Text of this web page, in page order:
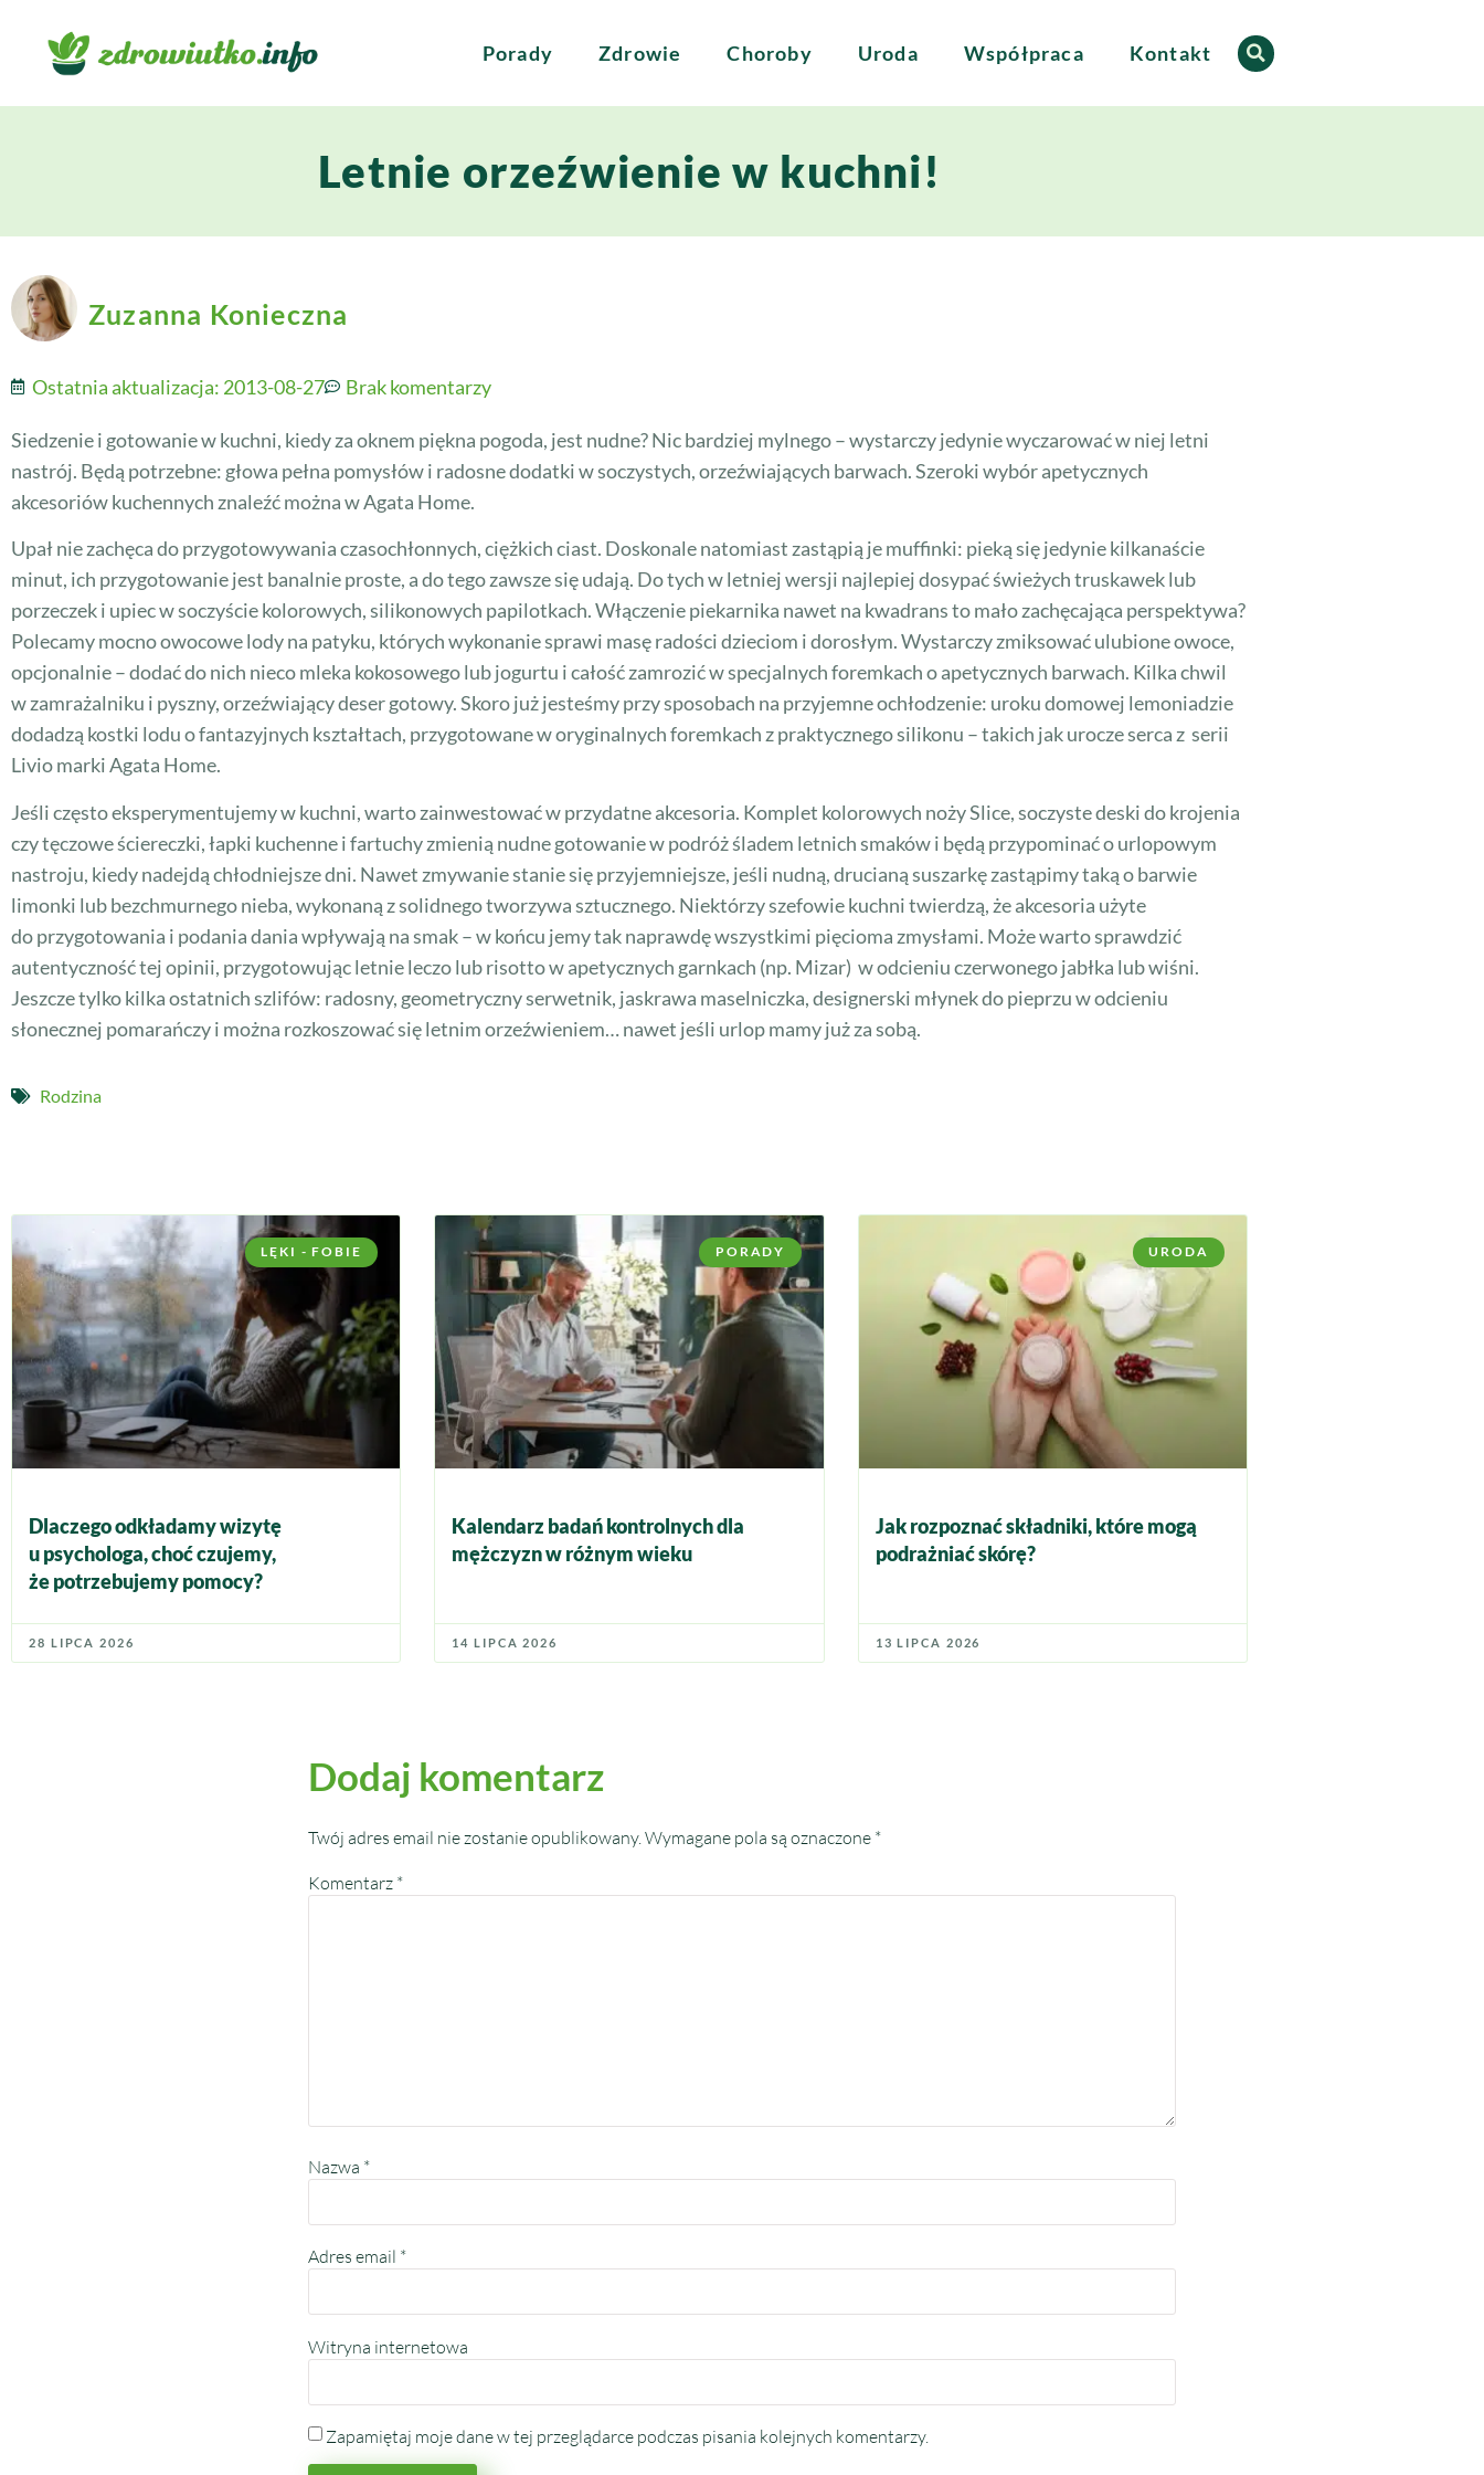
Porady Zdrowie Choroby Uroda Współpraca Kontakt
Letnie orzeźwienie w kuchni!
Zuzanna Konieczna
Ostatnia aktualizacja: 2013-08-27 Brak komentarzy
Siedzenie i gotowanie w kuchni, kiedy za oknem piękna pogoda, jest nudne? Nic bardziej mylnego – wystarczy jedynie wyczarować w niej letni
nastrój. Będą potrzebne: głowa pełna pomysłów i radosne dodatki w soczystych, orzeźwiających barwach. Szeroki wybór apetycznych
akcesoriów kuchennych znaleźć można w Agata Home.
Upał nie zachęca do przygotowywania czasochłonnych, ciężkich ciast. Doskonale natomiast zastąpią je muffinki: pieką się jedynie kilkanaście
minut, ich przygotowanie jest banalnie proste, a do tego zawsze się udają. Do tych w letniej wersji najlepiej dosypać świeżych truskawek lub
porzeczek i upiec w soczyście kolorowych, silikonowych papilotkach. Włączenie piekarnika nawet na kwadrans to mało zachęcająca perspektywa?
Polecamy mocno owocowe lody na patyku, których wykonanie sprawi masę radości dzieciom i dorosłym. Wystarczy zmiksować ulubione owoce,
opcjonalnie – dodać do nich nieco mleka kokosowego lub jogurtu i całość zamrozić w specjalnych foremkach o apetycznych barwach. Kilka chwil
w zamrażalniku i pyszny, orzeźwiający deser gotowy. Skoro już jesteśmy przy sposobach na przyjemne ochłodzenie: uroku domowej lemoniadzie
dodadzą kostki lodu o fantazyjnych kształtach, przygotowane w oryginalnych foremkach z praktycznego silikonu – takich jak urocze serca z serii
Livio marki Agata Home.
Jeśli często eksperymentujemy w kuchni, warto zainwestować w przydatne akcesoria. Komplet kolorowych noży Slice, soczyste deski do krojenia
czy tęczowe ściereczki, łapki kuchenne i fartuchy zmienią nudne gotowanie w podróż śladem letnich smaków i będą przypominać o urlopowym
nastroju, kiedy nadejdą chłodniejsze dni. Nawet zmywanie stanie się przyjemniejsze, jeśli nudną, drucianą suszarkę zastąpimy taką o barwie
limonki lub bezchmurnego nieba, wykonaną z solidnego tworzywa sztucznego. Niektórzy szefowie kuchni twierdzą, że akcesoria użyte
do przygotowania i podania dania wpływają na smak – w końcu jemy tak naprawdę wszystkimi pięcioma zmysłami. Może warto sprawdzić
autentyczność tej opinii, przygotowując letnie leczo lub risotto w apetycznych garnkach (np. Mizar) w odcieniu czerwonego jabłka lub wiśni.
Jeszcze tylko kilka ostatnich szlifów: radosny, geometryczny serwetnik, jaskrawa maselniczka, designerski młynek do pieprzu w odcieniu
słonecznej pomarańczy i można rozkoszować się letnim orzeźwieniem… nawet jeśli urlop mamy już za sobą.
Rodzina
LĘKI - FOBIE
Dlaczego odkładamy wizytę
u psychologa, choć czujemy,
że potrzebujemy pomocy?
28 LIPCA 2026
PORADY
Kalendarz badań kontrolnych dla
mężczyzn w różnym wieku
14 LIPCA 2026
URODA
Jak rozpoznać składniki, które mogą
podrażniać skórę?
13 LIPCA 2026
Dodaj komentarz
Twój adres email nie zostanie opublikowany.Wymagane pola są oznaczone *
Komentarz *
Nazwa *
Adres email *
Witryna internetowa
Zapamiętaj moje dane w tej przeglądarce podczas pisania kolejnych komentarzy.